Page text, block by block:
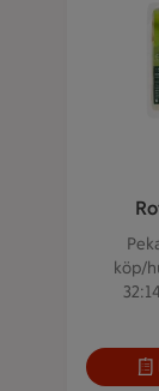
köp/